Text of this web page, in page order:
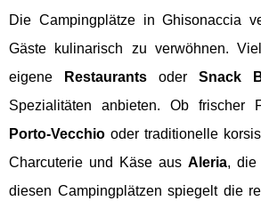
Die Campingplätze in Ghisonaccia
Gäste kulinarisch zu verwöhnen.
eigene
Restaurants oderSnack
Spezialitäten anbieten. Ob frischer
Porto-Vecchio oder traditionelle
Charcuterie und Käse ausAleria, die
diesen Campingplätzen spiegelt die